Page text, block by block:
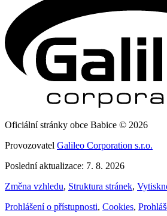
Oficiální stránky obce Babice © 2026
Provozovatel Galileo Corporation s.r.o.
Poslední aktualizace: 7. 8. 2026
Změna vzhledu, Struktura stránek,
Prohlášení o přístupnosti, Cookies,